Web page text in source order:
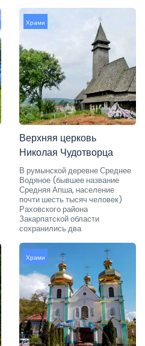
Храми
Верхняя церковь
Николая Чудотворца
В румынской деревне Среднее
Водяное (бывшее название
Средняя Апша, население
почти шесть тысяч человек)
Раховского района
Закарпатской области
сохранились два
Храми